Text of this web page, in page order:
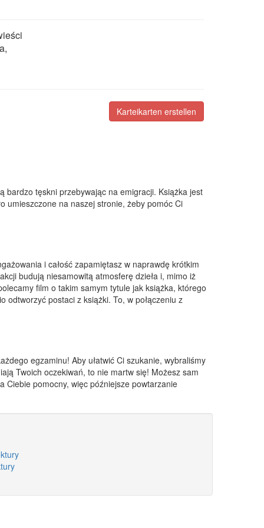
Karteikarten erstellen
bardzo tęskni przebywając na emigracji. Książka jest
umieszczone na naszej stronie, żeby pomóc Ci
i całość zapamiętasz w naprawdę krótkim
budują niesamowitą atmosferę dzieła i, mimo iż
film o takim samym tytule jak książka, którego
odtworzyć postaci z książki. To, w połączeniu z
egzaminu! Aby ułatwić Ci szukanie, wybraliśmy
Twoich oczekiwań, to nie martw się! Możesz sam
Ciebie pomocny, więc późniejsze powtarzanie